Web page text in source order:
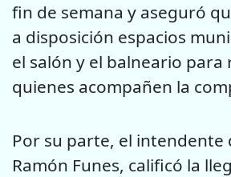
fin de semana y aseguró
a disposición espacios
el salón y el balneario para
quienes acompañen la
Por su parte, el intendente
Ramón Funes, calificó la